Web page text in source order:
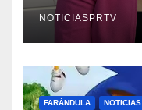
NOTICIASPRTV
FARÁNDULA NOTICIAS